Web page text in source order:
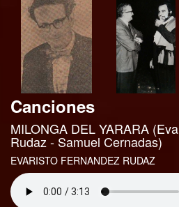
Canciones
MILONGA DEL YARARA
Rudaz - Samuel Cernadas)
EVARISTO FERNANDEZ RUDAZ